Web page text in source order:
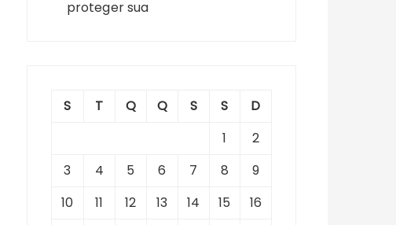
proteger sua
S T Q Q S S
D
1
2
3
4 5 6 7 8
9
10
11 12 13 14 15
16